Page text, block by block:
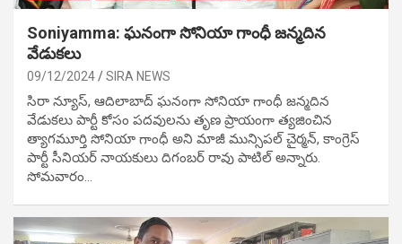
Soniyamma: ఘ‌నంగా సోనియా గాంధీ జ‌న్మ‌దిన
వేడుక‌లు
09/12/2024 SIRA NEWS
సిరా న్యూస్, ఆదిలాబాద్ ఘ‌నంగా సోనియా గాంధీ జ‌న్మ‌దిన
వేడుక‌లు పార్టీ కోసం ప‌ద‌వుల‌ను తృణ ప్రాయంగా త్య‌జించిన
త్యాగమూర్తి సోనియా గాంధీ అని మాజీ మున్సిప‌ల్ చైర్మ‌న్, కాంగ్రెస్
పార్టీ సీనియ‌ర్ నాయ‌కులు దిగంబ‌ర్ రావు పాటిల్ అన్నారు.
సోమవారం…